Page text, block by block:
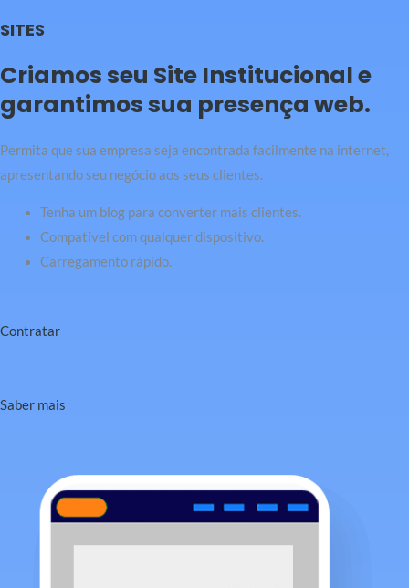
SITES
Criamos seu Site Institucional e
garantimos sua presença web.
Permita que sua empresa seja encontrada facilmente na internet,
apresentando seu negócio aos seus clientes.
Tenha um blog para converter mais clientes.
Compatível com qualquer dispositivo.
Carregamento rápido.
Contratar
Saber mais